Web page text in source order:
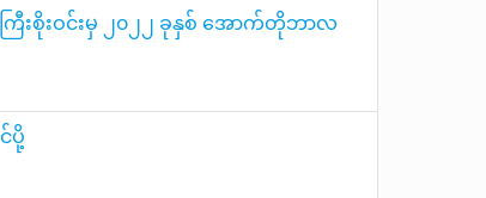
ကြီးစိုးဝင်းမှ ၂၀၂၂ ခုနှစ် အောက်တိုဘာလ
ပို့